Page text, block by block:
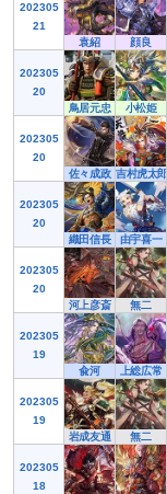
202305
21
袁紹
顔良
202305
20
鳥居元忠
小松姫
202305
20
佐々成政 吉村虎太郎
202305
20
織田信長
由宇喜一
202305
20
河上彦斎
無二
202305
19
兪河
上総広常
202305
19
岩成友通
無二
202305
18